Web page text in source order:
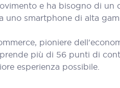
e ha bisogno di un
uno smartphone di alta
pioniere
più di 56 punti di
esperienza possibile.